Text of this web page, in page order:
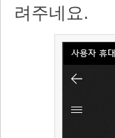
려주네요.